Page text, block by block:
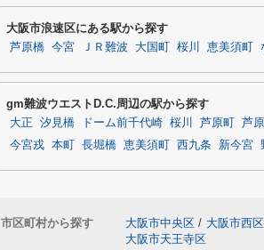
大阪市浪速区にある駅から探す
芦原橋 今宮 ＪＲ難波 大国町 桜川 恵美須町
gm難波ウエストD.C.周辺の駅から探す
大正 汐見橋 ドーム前千代崎 桜川 芦原町 芦
今宮戎 本町 長堀橋 恵美須町 西九条 新今宮
市区町村から探す 大阪市中央区 / 大阪市西区
大阪市天王寺区